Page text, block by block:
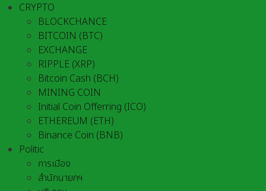
CRYPTO
BLOCKCHANCE
BITCOIN (BTC)
EXCHANGE
RIPPLE (XRP)
Bitcoin Cash (BCH)
MINING COIN
Initial Coin Offerring (ICO)
ETHEREUM (ETH)
Binance Coin (BNB)
Politic
การเมือง
สำนักนายกฯ